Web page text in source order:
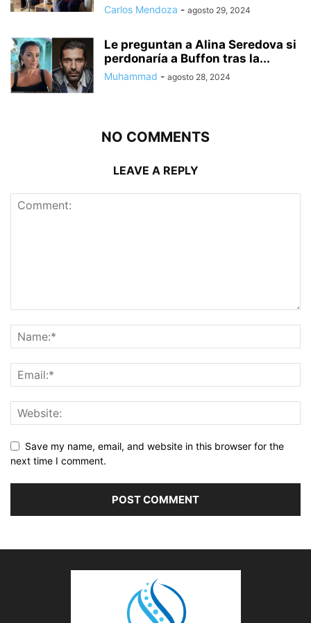
Carlos Mendoza - agosto 29, 2024
Le preguntan a Alina Seredova si
perdonaría a Buffon tras la...
Muhammad - agosto 28, 2024
NO COMMENTS
LEAVE A REPLY
Save my name, email, and website in this browser for the
next time I comment.